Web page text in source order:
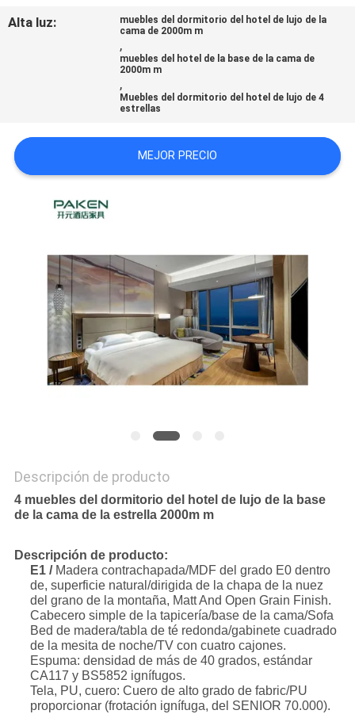
PIDA
DEL
SITIO
POLICY
Alta luz:
muebles del dormitorio del hotel de lujo de la
cama de 2000m m
,
muebles del hotel de la base de la cama de
2000m m
,
Muebles del dormitorio del hotel de lujo de 4
estrellas
MEJOR PRECIO
Descripción de producto
4 muebles del dormitorio del hotel de lujo de la base
de la cama de la estrella 2000m m
Descripción de producto:
E1 / Madera contrachapada/MDF del grado E0 dentro
de, superficie natural/dirigida de la chapa de la nuez
del grano de la montaña, Matt And Open Grain Finish.
Cabecero simple de la tapicería/base de la cama/Sofa
Bed de madera/tabla de té redonda/gabinete cuadrado
de la mesita de noche/TV con cuatro cajones.
Espuma: densidad de más de 40 grados, estándar
CA117 y BS5852 ignífugos.
Tela, PU, cuero: Cuero de alto grado de fabric/PU
proporcionar (frotación ignífuga, del SENIOR 70.000).